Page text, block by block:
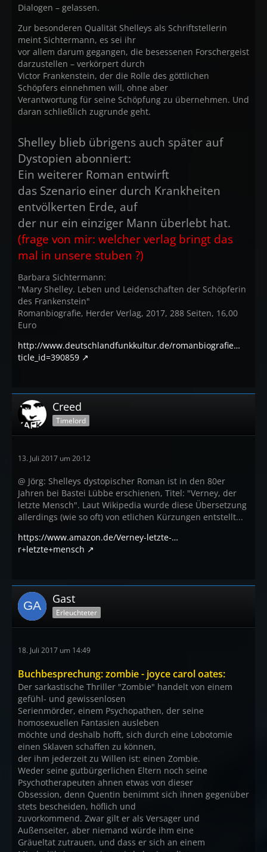
Dialogen – gelassen.
Zur besonderen Qualität Shelleys als Schriftstellerin
meint Sichtermann, es sei ihr
vor allem darum gegangen, die besessenen Forschergeist
darzustellen – verkörpert durch
Victor Frankenstein, der die Rolle des göttlichen
Schöpfers einnehmen will, ohne aber
Verantwortung für seine Schöpfung zu übernehmen. Und
daran schließlich zugrunde geht.
Shelley blieb übrigens auch später auf
Dystopien abonniert:
Ein weiterer Roman entwirft
das Szenario einer durch Krankheiten
entvölkerten Erde, auf
der nur ein einziger Mann überlebt hat.
(frage von mir: welcher verlag bringt das
mal in unsere stuben ?)
Barbara Sichtermann:
"Mary Shelley. Leben und Leidenschaften der Schöpferin
des Frankenstein"
Romanbiografie, Herder Verlag, 2017, 288 Seiten, 16,00
Euro
http://www.deutschlandfunkkultur.de/romanbiografie…
ticle_id=390859
Creed
Timelord
13. Juli 2017 um 20:12
@ Jörg: Shelleys dystopischer Roman ist in den 80er
Jahren bei Bastei Lübbe erschienen, Titel: "Verney, der
letzte Mensch". Laut Wikipedia wurde diese Übersetzung
allerdings (wie so oft) von etlichen Kürzungen entstellt...
https://www.amazon.de/Verney-letzte-…
r+letzte+mensch
Gast
Erleuchteter
18. Juli 2017 um 14:49
Buchbesprechung: zombie - joyce carol oates:
Der sarkastische Thriller "Zombie" handelt von einem
gefühl- und gewissenlosen
Serienmörder, einem Psychopathen, der seine
homosexuellen Fantasien ausleben
möchte und deshalb hofft, sich durch eine Lobotomie
einen Sklaven schaffen zu können,
der ihm jederzeit zu Willen ist: einen Zombie.
Weder seine gutbürgerlichen Eltern noch seine
Psychotherapeuten ahnen etwas von dieser
Obsession, denn Quentin benimmt sich ihnen gegenüber
stets bescheiden, höflich und
zuvorkommend. Zwar gilt er als Versager und
Außenseiter, aber niemand würde ihm eine
Gräueltat zutrauen, und dass er sich an einem